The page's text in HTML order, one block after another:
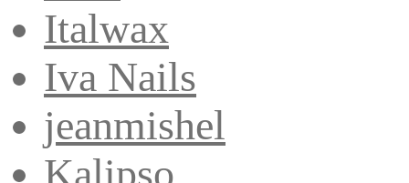
Italwax
Iva Nails
jeanmishel
Kalipso